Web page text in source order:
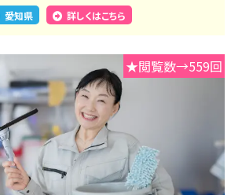
愛知県 詳しくはこちら
★閲覧数→559回